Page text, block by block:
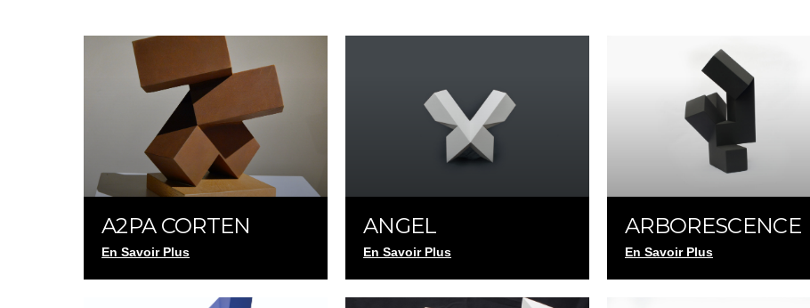
A2PA CORTEN
En Savoir Plus
ANGEL
En Savoir Plus
ARBORESCENCE
En Savoir Plus